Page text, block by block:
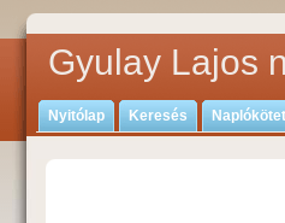
Gyulay Lajos
Nyitólap Keresés